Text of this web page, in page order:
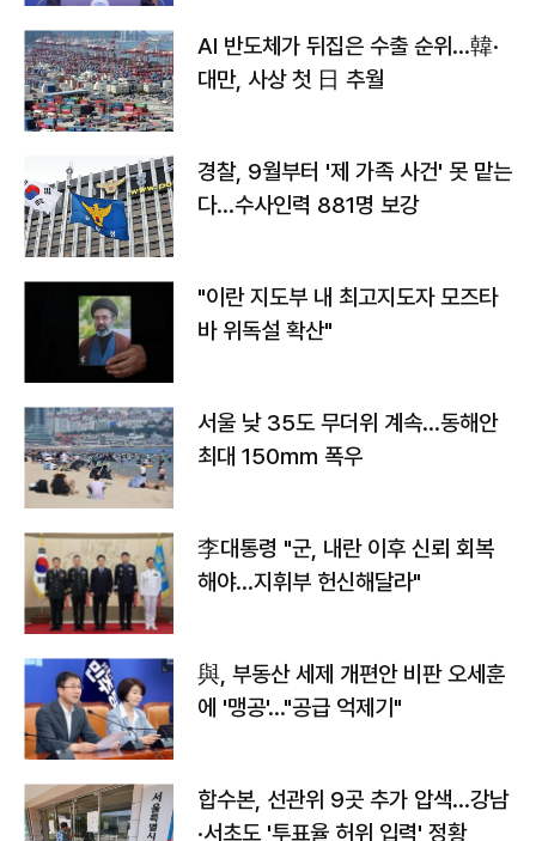
AI 반도체가 뒤집은 수출 순위…韓·
대만, 사상 첫 日 추월
경찰, 9월부터 '제 가족 사건' 못 맡는
다…수사인력 881명 보강
"이란 지도부 내 최고지도자 모즈타
바 위독설 확산"
서울 낮 35도 무더위 계속…동해안
최대 150㎜ 폭우
李대통령 "군, 내란 이후 신뢰 회복
해야…지휘부 헌신해달라"
與, 부동산 세제 개편안 비판 오세훈
에 '맹공'…"공급 억제기"
합수본, 선관위 9곳 추가 압색…강남
·서초도 '투표율 허위 입력' 정황